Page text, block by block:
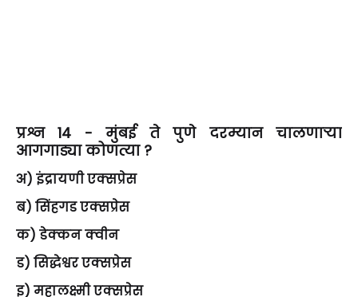
प्रश्न 14 - मुंबई ते पुणे दरम्यान चालणाऱ्या
आगगाड्या कोणत्या ?
अ) इंद्रायणी एक्सप्रेस
ब) सिंहगड एक्सप्रेस
क) डेक्कन क्वीन
ड) सिद्धेश्वर एक्सप्रेस
इ) महालक्ष्मी एक्सप्रेस